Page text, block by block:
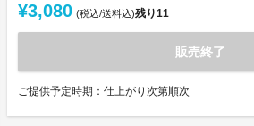
¥3,080 (税込/送料込)残り11
販売終了
ご提供予定時期：仕上がり次第順次